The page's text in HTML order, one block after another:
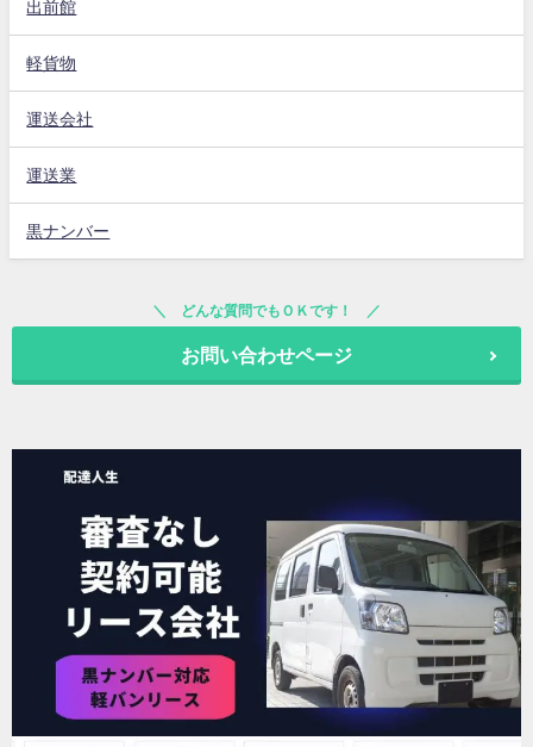
出前館
軽貨物
運送会社
運送業
黒ナンバー
どんな質問でもＯＫです！
お問い合わせページ